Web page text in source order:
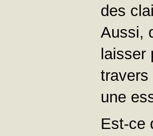
des
Aussi,
travers
une
Est-ce